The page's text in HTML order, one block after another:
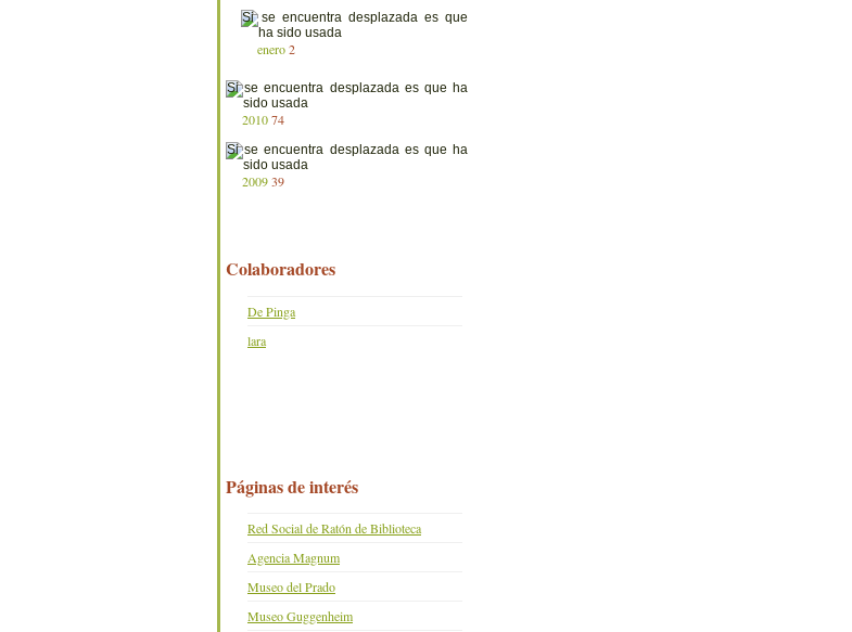
enero 2
201074
200939
Colaboradores
De Pinga
lara
Páginas de interés
Red Social de Ratón de Biblioteca
Agencia Magnum
Museo del Prado
Museo Guggenheim